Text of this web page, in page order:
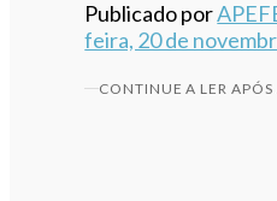
Publicado por
feira, 20 de
CONTINUE A LER